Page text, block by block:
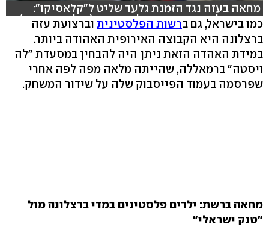
מחאה בעזה נגד הזמנת גלעד שליט ל"קלאסיקו":
אסירים לשעבר במדי ריאל ובארסה (צילום: רויטרס)
כמו בישראל, גם ברשות הפלסטינית וברצועת עזה
ברצלונה היא הקבוצה האירופית האהודה ביותר.
במידת האהדה הזאת ניתן היה להבחין במסעדת "לה
ויסטה" ברמאללה, שהייתה מלאה מפה לפה אחרי
שפרסמה בעמוד הפייסבוק שלה על שידור המשחק.
מחאה ברשת: ילדים פלסטינים במדי ברצלונה מול
"טנק ישראלי"